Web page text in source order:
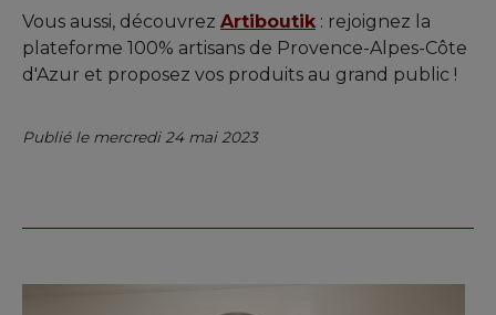
Vous aussi, découvrez Artiboutik : rejoignez la
plateforme 100% artisans de Provence-Alpes-Côte
d'Azur et proposez vos produits au grand public !
Publié le mercredi 24 mai 2023